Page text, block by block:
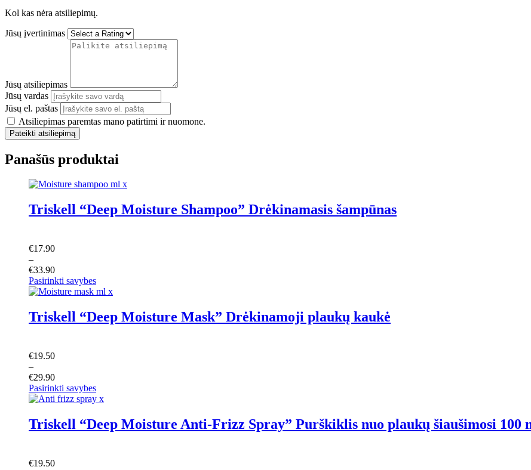
Kol kas nėra atsiliepimų.
Jūsų įvertinimas
Jūsų atsiliepimas
Jūsų vardas
Jūsų el. paštas
Atsiliepimas paremtas mano patirtimi ir nuomone.
Pateikti atsiliepimą
Panašūs produktai
Triskell “Deep Moisture Shampoo” Drėkinamasis šampūnas
€17.90
–
€33.90
Price
€17.90
through
Pasirinkti savybes
This
has
multiple
options
may
be
chosen
on
product
page
Triskell “Deep Moisture Mask” Drėkinamoji plaukų kaukė
€19.50
–
€29.90
Price
€19.50
through
Pasirinkti savybes
This
has
multiple
options
may
be
chosen
on
product
page
Triskell “Deep Moisture Anti-Frizz Spray” Purškiklis nuo plaukų šiaušimosi 100
€19.50